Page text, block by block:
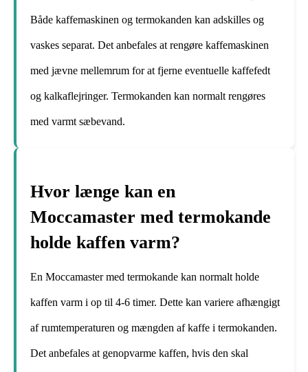
Både kaffemaskinen og termokanden kan adskilles og
vaskes separat. Det anbefales at rengøre kaffemaskinen
med jævne mellemrum for at fjerne eventuelle kaffefedt
og kalkaflejringer. Termokanden kan normalt rengøres
med varmt sæbevand.
Hvor længe kan en
Moccamaster med termokande
holde kaffen varm?
En Moccamaster med termokande kan normalt holde
kaffen varm i op til 4-6 timer. Dette kan variere afhængigt
af rumtemperaturen og mængden af kaffe i termokanden.
Det anbefales at genopvarme kaffen, hvis den skal